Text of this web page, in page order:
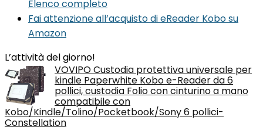
Elenco completo
Fai attenzione all’acquisto di eReader Kobo su
Amazon
L’attività del giorno!
VOVIPO Custodia protettiva universale per
kindle Paperwhite Kobo e-Reader da 6
pollici, custodia Folio con cinturino a mano
compatibile con
Kobo/Kindle/Tolino/Pocketbook/Sony 6 pollici-
Constellation